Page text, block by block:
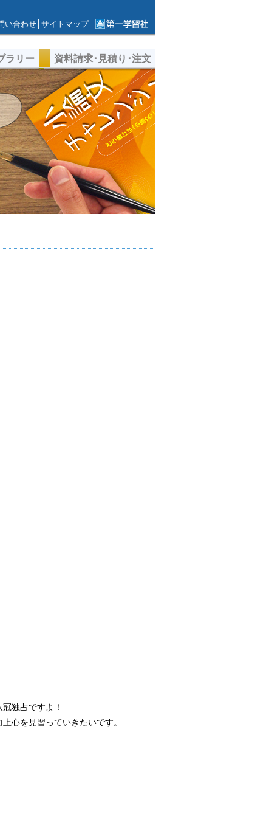
ブサイト
い合わせ サイトマップ
ラリー 資料請求･見積り･注文
独占ですよ！
心を見習っていきたいです。